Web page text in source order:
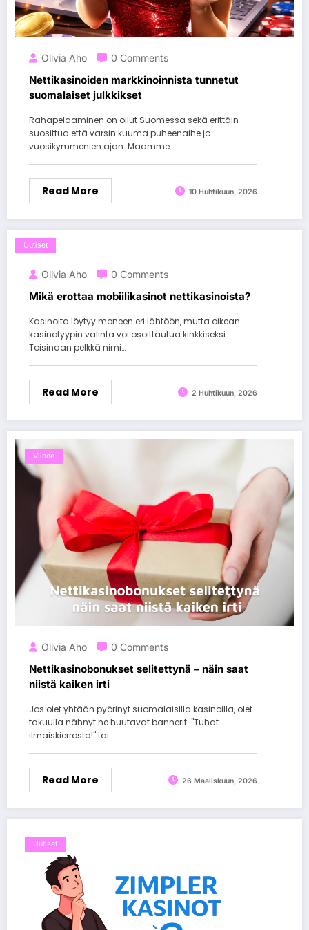
Olivia Aho 0 Comments
Nettikasinoiden markkinoinnista tunnetut
suomalaiset julkkikset
Rahapelaaminen on ollut Suomessa sekä erittäin
suosittua että varsin kuuma puheenaihe jo
vuosikymmenien ajan. Maamme…
Read More 10 Huhtikuun, 2026
Uutiset
Olivia Aho 0 Comments
Mikä erottaa mobiilikasinot nettikasinoista?
Kasinoita löytyy moneen eri lähtöön, mutta oikean
kasinotyypin valinta voi osoittautua kinkkiseksi.
Toisinaan pelkkä nimi…
Read More 2 Huhtikuun, 2026
Viihde
Olivia Aho 0 Comments
Nettikasinobonukset selitettynä – näin saat
niistä kaiken irti
Jos olet yhtään pyörinyt suomalaisilla kasinoilla, olet
takuulla nähnyt ne huutavat bannerit. "Tuhat
ilmaiskierrosta!" tai…
Read More 26 Maaliskuun, 2026
Uutiset